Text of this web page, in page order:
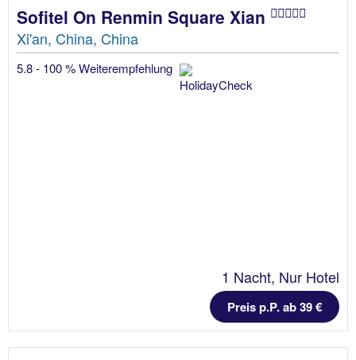
Sofitel On Renmin Square Xian
Xi'an, China, China
5.8 - 100 % Weiterempfehlung
1 Nacht, Nur Hotel
Preis p.P. ab 39 €